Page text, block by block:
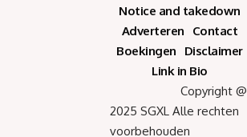
Notice and takedown
Adverteren
Contact
Boekingen
Disclaimer
Link in Bio
Copyright @
2025 SGXL Alle rechten
voorbehouden